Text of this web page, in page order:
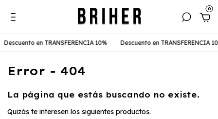
0
en TRANSFERENCIA 10% Descuento en TRANSFERENCIA
Error - 404
La página que estás buscando no existe.
Quizás te interesen los siguientes productos.